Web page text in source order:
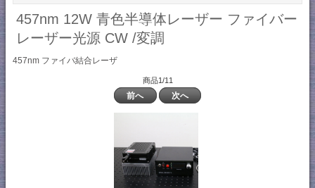
457nm 12W 青色半導体レーザー ファイバー
レーザー光源 CW /変調
457nm ファイバ結合レーザ
商品1/11
前へ 次へ